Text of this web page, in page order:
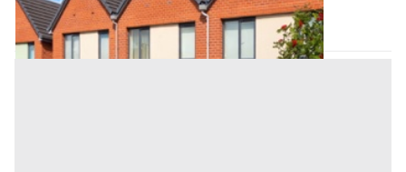
Codice asta:91edcbd1
Asta chiusa